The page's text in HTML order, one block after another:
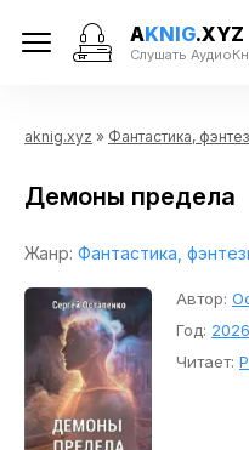
AKNIG.XYZ
Слушать
aknig.xyz » Фантастика,
Демоны предела
Жанр: Фантастика,
Автор:
Год: 2026
Читает: